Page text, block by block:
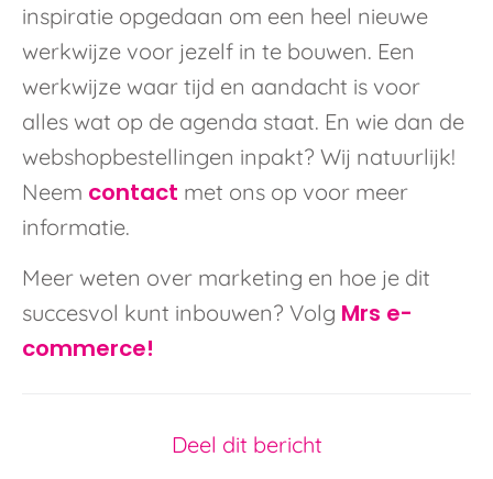
inspiratie opgedaan om een heel nieuwe
werkwijze voor jezelf in te bouwen. Een
werkwijze waar tijd en aandacht is voor
alles wat op de agenda staat. En wie dan de
webshopbestellingen inpakt? Wij natuurlijk!
Neem contact met ons op voor meer
informatie.
Meer weten over marketing en hoe je dit
succesvol kunt inbouwen? Volg Mrs e-
commerce!
Deel dit bericht